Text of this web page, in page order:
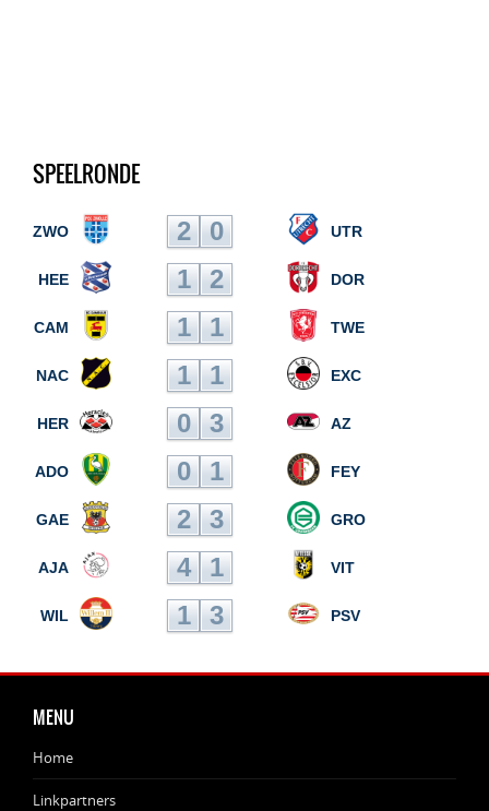
SPEELRONDE
ZWO 2 0 UTR
HEE 1 2 DOR
CAM 1 1 TWE
NAC 1 1 EXC
HER 0 3 AZ
ADO 0 1 FEY
GAE 2 3 GRO
AJA 4 1 VIT
WIL 1 3 PSV
MENU
Home
Linkpartners